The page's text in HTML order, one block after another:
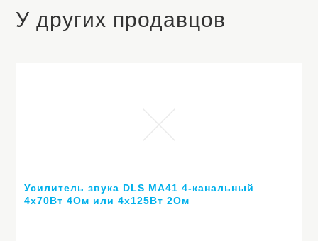
У других продавцов
Усилитель звука DLS MA41 4-канальный
4х70Вт 4Ом или 4х125Вт 2Ом